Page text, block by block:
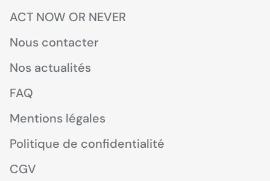
ACT NOW OR NEVER
Nous contacter
Nos actualités
FAQ
Mentions légales
Politique de confidentialité
CGV